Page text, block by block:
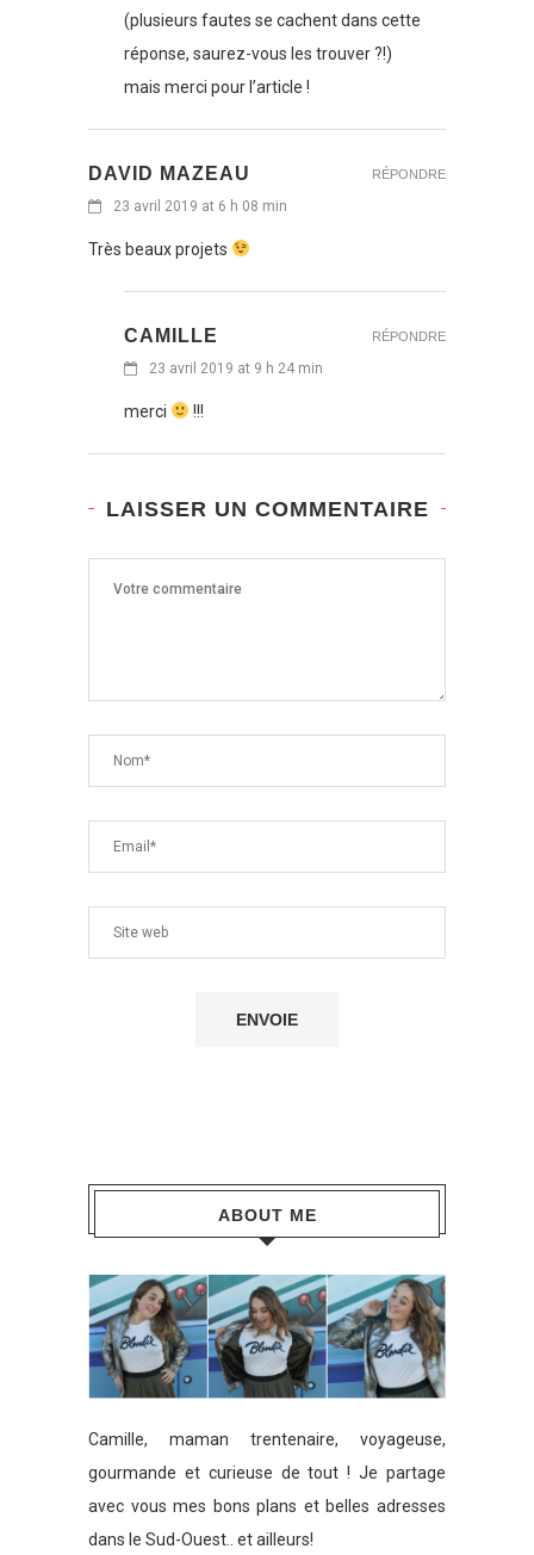
(plusieurs fautes se cachent dans cette
réponse, saurez-vous les trouver ?!)
mais merci pour l’article !
DAVID MAZEAU
23 avril 2019 at 6 h 08 min
Très beaux projets
RÉPONDRE
CAMILLE
23 avril 2019 at 9 h 24 min
merci !!!
RÉPONDRE
LAISSER UN COMMENTAIRE
ABOUT ME
Camille, maman trentenaire, voyageuse,
gourmande et curieuse de tout ! Je partage
avec vous mes bons plans et belles adresses
dans le Sud-Ouest.. et ailleurs!